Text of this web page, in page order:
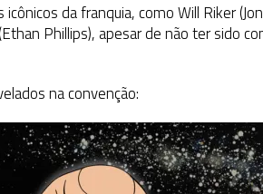
da franquia, como Will Riker
Phillips), apesar de não ter sido
na convenção: